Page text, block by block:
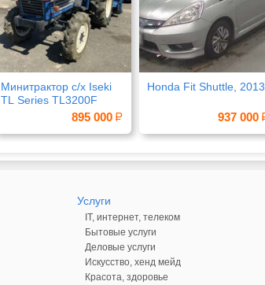
Минитрактор с/х Iseki
TL Series TL3200F
895 000
Honda Fit Shuttle, 2013
937 000
Услуги
IT, интернет, телеком
Бытовые услуги
Деловые услуги
Искусство, хенд мейд
Красота, здоровье